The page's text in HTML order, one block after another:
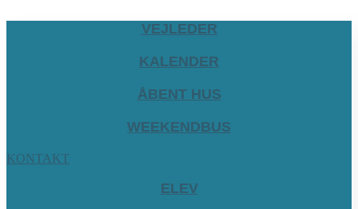
VEJLEDER
KALENDER
ÅBENT HUS
WEEKENDBUS
KONTAKT
ELEV